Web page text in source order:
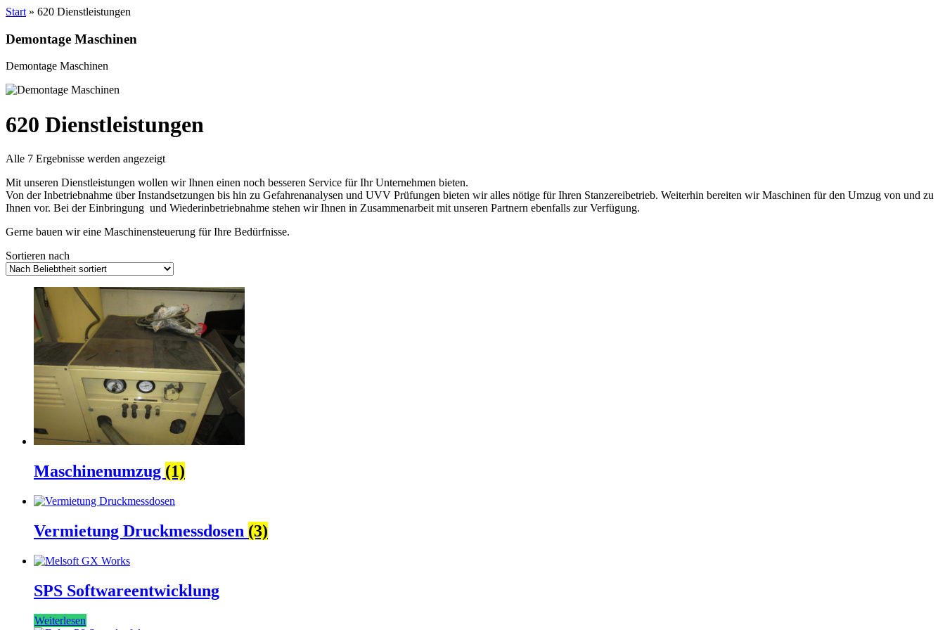
Start » 620 Dienstleistungen
Demontage Maschinen
Demontage Maschinen
620 Dienstleistungen
Alle 7 Ergebnisse werden angezeigtNach
sortiert
Mit unseren Dienstleistungen wollen wir Ihnen einen noch besseren Service für Ihr Unternehmen bieten.
Von der Inbetriebnahme über Instandsetzungen bis hin zu Gefahrenanalysen und UVV Prüfungen bieten wir alles nötige für Ihren Stanzereibetrieb. Weiterhin bereiten wir Maschinen für den Umzug von und zu
Ihnen vor. Bei der Einbringung und Wiederinbetriebnahme stehen wir Ihnen in Zusammenarbeit mit unseren Partnern ebenfalls zur Verfügung.
Gerne bauen wir eine Maschinensteuerung für Ihre Bedürfnisse.
Sortieren nach
Maschinenumzug (1)
Vermietung Druckmessdosen (3)
SPS Softwareentwicklung
Weiterlesen